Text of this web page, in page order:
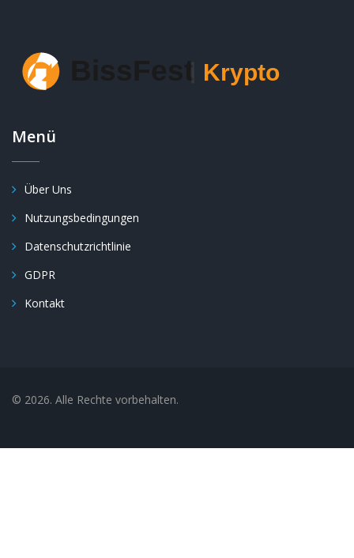
Menü
Über Uns
Nutzungsbedingungen
Datenschutzrichtlinie
GDPR
Kontakt
© 2026. Alle Rechte vorbehalten.